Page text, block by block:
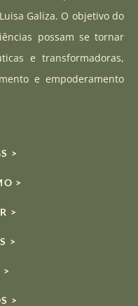
kGaliza. O objetivo do
possam se tornar
e transformadoras,
e empoderamento
>
>
>
>
>
>